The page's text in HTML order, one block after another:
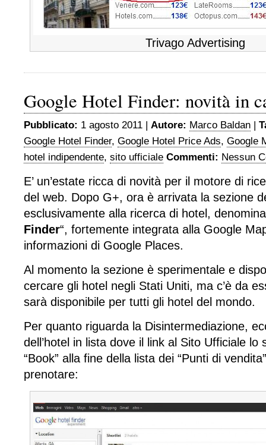
Trivago Advertising
Google Hotel Finder: novità in
Pubblicato: 1 agosto 2011 | Autore: Marco Baldan |
Google Hotel Finder, Google Hotel Price Ads, Google
hotel indipendente, sito ufficiale Commenti: Nessun
E’ un’estate ricca di novità per il motore di
del web. Dopo G+, ora è arrivata la sezione
esclusivamente alla ricerca di hotel,
Finder“, fortemente integrata alla Google
informazioni di Google Places.
Al momento la sezione è sperimentale e
cercare gli hotel negli Stati Uniti, ma c’è da
sarà disponibile per tutti gli hotel del mondo.
Per quanto riguarda la Disintermediazione,
dell’hotel in lista dove il link al Sito Ufficiale lo
“Book” alla fine della lista dei “Punti di
prenotare: